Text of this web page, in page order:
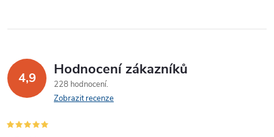
4,9 Hodnocení zákazníků
228 hodnocení
Zobrazit recenze